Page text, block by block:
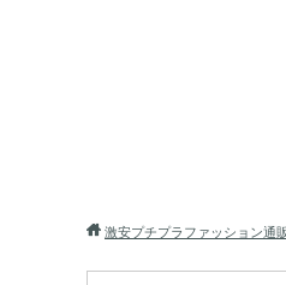
激安プチプラファッション通